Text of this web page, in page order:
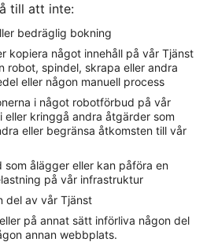
till att inte:
bedräglig bokning
kopiera något innehåll på vår Tjänst
robot, spindel, skrapa eller andra
eller någon manuell process
i något robotförbud på vår
eller kringgå andra åtgärder som
eller begränsa åtkomsten till vår
ålägger eller kan påföra en
på vår infrastruktur
del av vår Tjänst
eller på annat sätt införliva någon del
annan webbplats.